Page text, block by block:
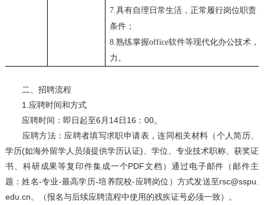
7.具有自理日常生活，正常履行岗位职责
条件；
8.熟练掌握office软件等现代化办公技术，
力。
二、招聘流程
1.应聘时间和方式
应聘时间：即日起至6月14日16：00。
应聘方法：应聘者填写求职申请表，连同相关材料（个人简历、
学历(如海外留学人员须提供学历认证)、学位、专业技术职称、获奖证
书、科研成果等复印件集成一个PDF文档）通过电子邮件（邮件主
题：姓名-专业-最高学历-培养院校-应聘岗位）方式发送至rsc@sspu.
edu.cn。（报名与后续应聘流程中使用的残疾证号必须一致）。